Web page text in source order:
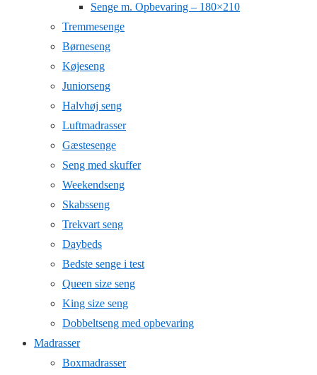
Senge m. Opbevaring – 180×210
Tremmesenge
Børneseng
Køjeseng
Juniorseng
Halvhøj seng
Luftmadrasser
Gæstesenge
Seng med skuffer
Weekendseng
Skabsseng
Trekvart seng
Daybeds
Bedste senge i test
Queen size seng
King size seng
Dobbeltseng med opbevaring
Madrasser
Boxmadrasser